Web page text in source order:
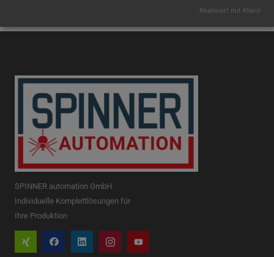
SPINNER automation GmbH
Individuelle Komplettlösungen für
Ihre Produktion
Realisiert mit Klaro!